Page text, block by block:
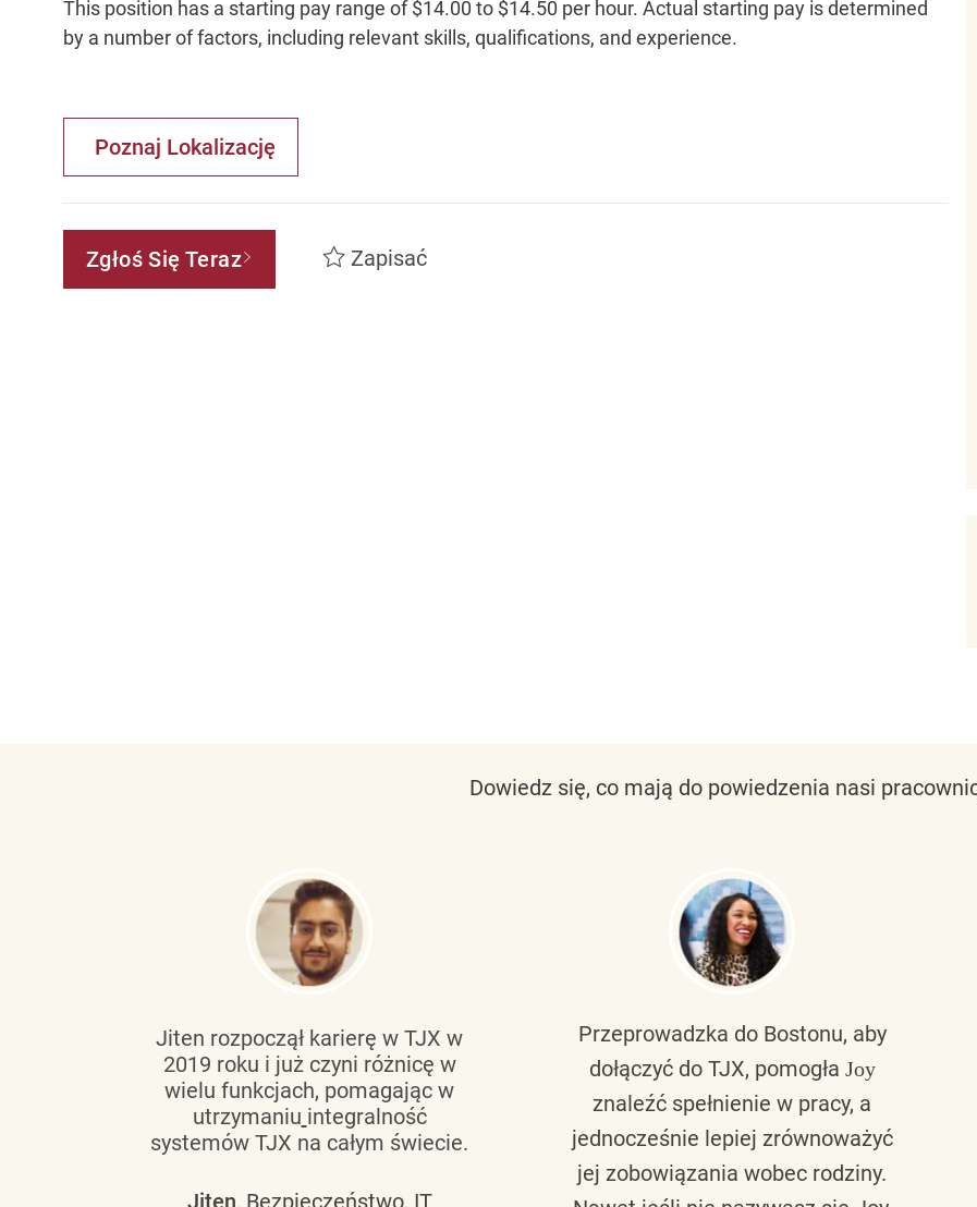
This position has a starting pay range of $14.00 to $14.50 per hour. Actual starting pay is determined
by a number of factors, including relevant skills, qualifications, and experience.
Poznaj Lokalizację
Zgłoś Się Teraz Zapisać
Dowiedz się, co mają do powiedzenia nasi
Jiten rozpoczął karierę w TJX w
2019 roku i już czyni różnicę w
wielu funkcjach, pomagając w
utrzymaniu integralność
systemów TJX na całym świecie.
Jiten, Bezpieczeństwo, IT
Przeprowadzka do Bostonu, aby
dołączyć do TJX, pomogła Joy
znaleźć spełnienie w pracy, a
jednocześnie lepiej zrównoważyć
jej zobowiązania wobec rodziny.